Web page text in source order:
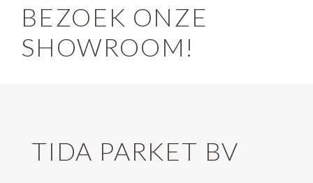
BEZOEK ONZE
SHOWROOM!
TIDA PARKET BV